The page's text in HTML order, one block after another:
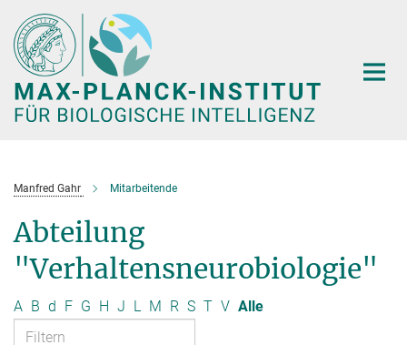
Hauptinhalt
Manfred Gahr Mitarbeitende
Abteilung
"Verhaltensneurobiologie"
A B d F G H J L M R S T V Alle